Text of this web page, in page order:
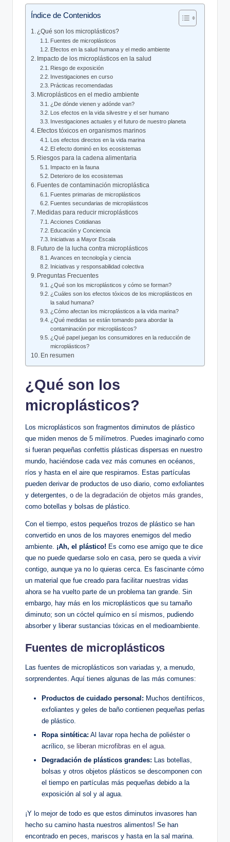
Índice de Contenidos
¿Qué son los microplásticos?
Fuentes de microplásticos
Efectos en la salud humana y el medio ambiente
Impacto de los microplásticos en la salud
Riesgo de exposición
Investigaciones en curso
Prácticas recomendadas
Microplásticos en el medio ambiente
¿De dónde vienen y adónde van?
Los efectos en la vida silvestre y el ser humano
Investigaciones actuales y el futuro de nuestro planeta
Efectos tóxicos en organismos marinos
Los efectos directos en la vida marina
El efecto dominó en los ecosistemas
Riesgos para la cadena alimentaria
Impacto en la fauna
Deterioro de los ecosistemas
Fuentes de contaminación microplástica
Fuentes primarias de microplásticos
Fuentes secundarias de microplásticos
Medidas para reducir microplásticos
Acciones Cotidianas
Educación y Conciencia
Iniciativas a Mayor Escala
Futuro de la lucha contra microplásticos
Avances en tecnología y ciencia
Iniciativas y responsabilidad colectiva
Preguntas Frecuentes
¿Qué son los microplásticos y cómo se forman?
¿Cuáles son los efectos tóxicos de los microplásticos en
la salud humana?
¿Cómo afectan los microplásticos a la vida marina?
¿Qué medidas se están tomando para abordar la
contaminación por microplásticos?
¿Qué papel juegan los consumidores en la reducción de
microplásticos?
En resumen
¿Qué son los
microplásticos?
Los microplásticos son fragmentos diminutos de plástico
que miden menos de 5 milímetros. Puedes imaginarlo como
si fueran pequeñas confettis plásticas dispersas en nuestro
mundo, haciéndose cada vez más comunes en océanos,
ríos y hasta en el aire que respiramos. Estas partículas
pueden derivar de productos de uso diario, como exfoliantes
y detergentes, o de la degradación de objetos más grandes,
como botellas y bolsas de plástico.
Con el tiempo, estos pequeños trozos de plástico se han
convertido en unos de los mayores enemigos del medio
ambiente. ¡Ah, el plástico! Es como ese amigo que te dice
que no puede quedarse solo en casa, pero se queda a vivir
contigo, aunque ya no lo quieras cerca. Es fascinante cómo
un material que fue creado para facilitar nuestras vidas
ahora se ha vuelto parte de un problema tan grande. Sin
embargo, hay más en los microplásticos que su tamaño
diminuto; son un cóctel químico en sí mismos, pudiendo
absorber y liberar sustancias tóxicas en el medioambiente.
Fuentes de microplásticos
Las fuentes de microplásticos son variadas y, a menudo,
sorprendentes. Aquí tienes algunas de las más comunes:
Productos de cuidado personal: Muchos dentífricos,
exfoliantes y geles de baño contienen pequeñas perlas
de plástico.
Ropa sintética: Al lavar ropa hecha de poliéster o
acrílico, se liberan microfibras en el agua.
Degradación de plásticos grandes: Las botellas,
bolsas y otros objetos plásticos se descomponen con
el tiempo en partículas más pequeñas debido a la
exposición al sol y al agua.
¡Y lo mejor de todo es que estos diminutos invasores han
hecho su camino hasta nuestros alimentos! Se han
encontrado en peces, mariscos y hasta en la sal marina.